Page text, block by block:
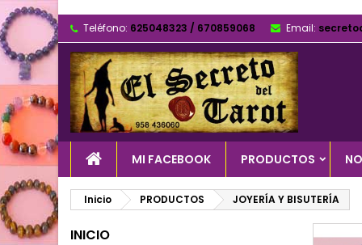
Teléfono: 625048323 / 670859068 Email:
MI FACEBOOK PRODUCTOS
Inicio PRODUCTOS JOYERÍA Y BISUTERÍA
INICIO